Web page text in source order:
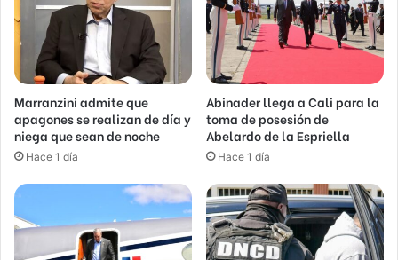
Marranzini admite que
apagones se realizan de día y
niega que sean de noche
Hace 1 día
Abinader llega a Cali para la
toma de posesión de
Abelardo de la Espriella
Hace 1 día